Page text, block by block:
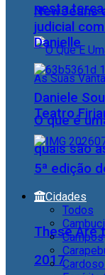
nesta
O que é
quais são
These Are
2017
NewJeans
judicial
Danielle
Daniele
Teatro
5ª edição
Cidades
Todos
Cambuci
Campos